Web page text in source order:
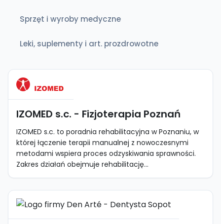
Sprzęt i wyroby medyczne
Leki, suplementy i art. prozdrowotne
IZOMED s.c. - Fizjoterapia Poznań
IZOMED s.c. to poradnia rehabilitacyjna w Poznaniu, w
której łączenie terapii manualnej z nowoczesnymi
metodami wspiera proces odzyskiwania sprawności.
Zakres działań obejmuje rehabilitację...